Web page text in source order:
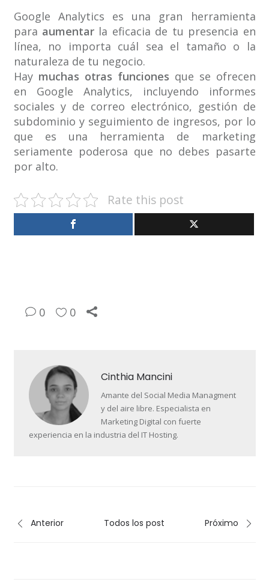
Google Analytics es una gran herramienta
para aumentarla eficacia de tu presencia en
línea, no importa cuál sea el tamaño o la
naturaleza de tu negocio.
Hay muchas otras funciones que se ofrecen
en Google Analytics, incluyendo informes
sociales y de correo electrónico, gestión de
subdominio y seguimiento de ingresos, por lo
que es una herramienta de marketing
seriamente poderosa que no debes pasarte
por alto.
Rate this post
0 0
Cinthia Mancini
Amante del Social Media Managment
y del aire libre. Especialista en
Marketing Digital con fuerte
experiencia en la industria del IT Hosting.
Anterior Todos los post Próximo